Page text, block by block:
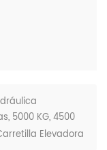
5000 KG, 4500
Elevadora